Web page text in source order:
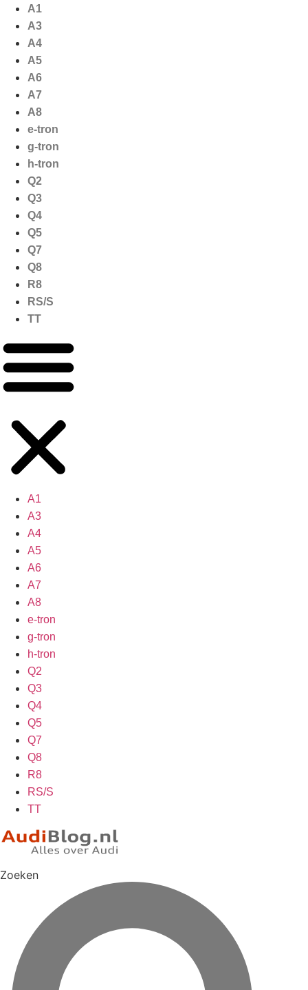
naar
inhoud
A1
A3
A4
A5
A6
A7
A8
e-tron
g-tron
h-tron
Q2
Q3
Q4
Q5
Q7
Q8
R8
RS/S
TT
A1
A3
A4
A5
A6
A7
A8
e-tron
g-tron
h-tron
Q2
Q3
Q4
Q5
Q7
Q8
R8
RS/S
TT
Zoeken